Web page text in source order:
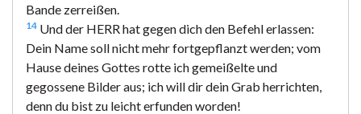
Bande zerreißen.
14 Und der HERR hat gegen dich den Befehl erlassen:
Dein Name soll nicht mehr fortgepflanzt werden; vom
Hause deines Gottes rotte ich gemeißelte und
gegossene Bilder aus; ich will dir dein Grab herrichten,
denn du bist zu leicht erfunden worden!